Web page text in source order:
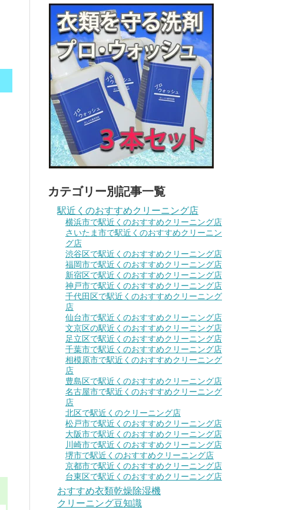
カテゴリー別記事一覧
駅近くのおすすめクリーニング店
横浜市で駅近くのおすすめクリーニング店
さいたま市で駅近くのおすすめクリーニン
グ店
渋谷区で駅近くのおすすめクリーニング店
福岡市で駅近くのおすすめクリーニング店
新宿区で駅近くのおすすめクリーニング店
神戸市で駅近くのおすすめクリーニング店
千代田区で駅近くのおすすめクリーニング
店
仙台市で駅近くのおすすめクリーニング店
文京区の駅近くのおすすめクリーニング店
足立区で駅近くのおすすめクリーニング店
千葉市で駅近くのおすすめクリーニング店
相模原市で駅近くのおすすめクリーニング
店
豊島区で駅近くのおすすめクリーニング店
名古屋市で駅近くのおすすめクリーニング
店
北区で駅近くのクリーニング店
松戸市で駅近くのおすすめクリーニング店
大阪市で駅近くのおすすめクリーニング店
川崎市で駅近くのおすすめクリーニング店
堺市で駅近くのおすすめクリーニング店
京都市で駅近くのおすすめクリーニング店
台東区で駅近くのおすすめクリーニング店
おすすめ衣類乾燥除湿機
クリーニング豆知識